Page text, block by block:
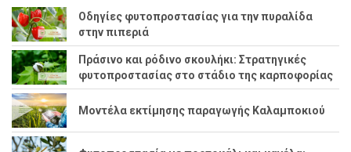
Οδηγίες φυτοπροστασίας για την πυραλίδα
στην πιπεριά
Πράσινο και ρόδινο σκουλήκι: Στρατηγικές
φυτοπροστασίας στο στάδιο της καρποφορίας
Μοντέλα εκτίμησης παραγωγής Καλαμποκιού